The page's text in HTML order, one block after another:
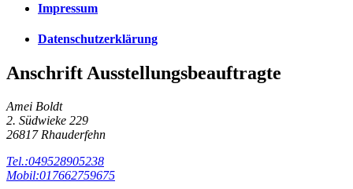
Impressum
Datenschutzerklärung
Anschrift Ausstellungsbeauftragte
Amei Boldt
2. Südwieke 229
26817 Rhauderfehn
Tel.:049528905238
Mobil:017662759675